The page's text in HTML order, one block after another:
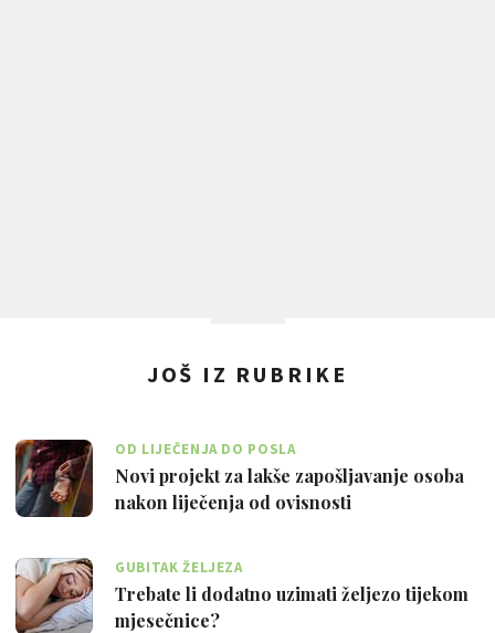
JOŠ IZ RUBRIKE
OD LIJEČENJA DO POSLA
Novi projekt za lakše zapošljavanje osoba
nakon liječenja od ovisnosti
GUBITAK ŽELJEZA
Trebate li dodatno uzimati željezo tijekom
mjesečnice?